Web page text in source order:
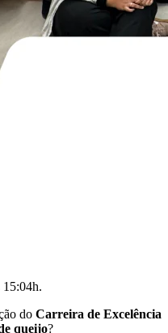
15:04h.
do Carreira de Excelência
queijo?